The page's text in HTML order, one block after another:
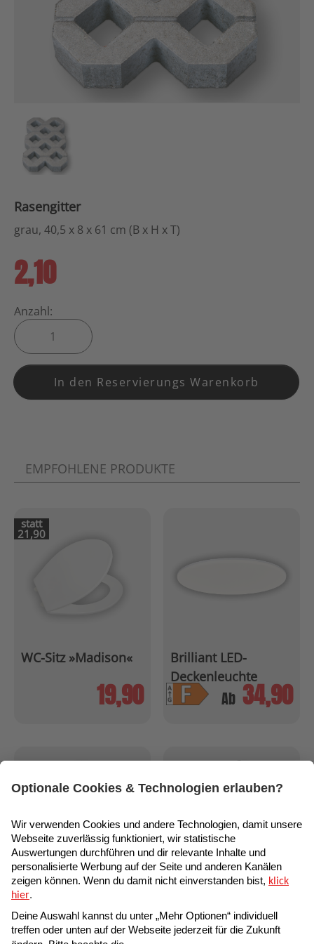
Rasengitter
grau, 40,5 x 8 x 61 cm (B x H x T)
2,10
Anzahl:
In den Reservierungs Warenkorb
EMPFOHLENE PRODUKTE
WC-Sitz »Madison«
statt
21,90
19,90
Brilliant LED-
Deckenleuchte
»Colden«Ab 34,90
Spültisch-Armatur
»Flexo«
Ab 44,90
7000«
42,90